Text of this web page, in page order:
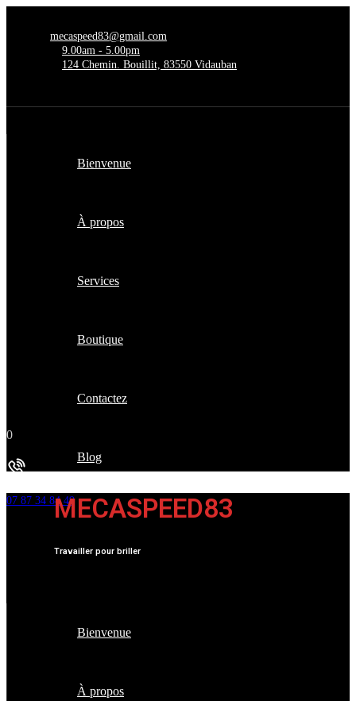
mecaspeed83@gmail.com
9.00am - 5.00pm
124 Chemin. Bouillit, 83550 Vidauban
Bienvenue
À propos
Services
Boutique
Contactez
Blog
0
07 87 34 84 49MECASPEED83
Travailler pour briller
Bienvenue
À propos